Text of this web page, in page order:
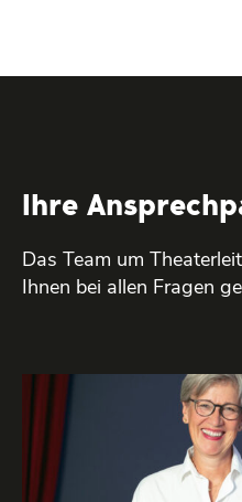
Ihre
Das Team um
Ihnen bei allen Fragen